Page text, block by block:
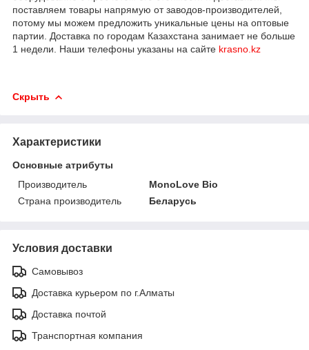
поставляем товары напрямую от заводов-производителей,
потому мы можем предложить уникальные цены на оптовые
партии. Доставка по городам Казахстана занимает не больше
1 недели. Наши телефоны указаны на сайте krasno.kz
Скрыть
Характеристики
Основные атрибуты
Производитель
MonoLove Bio
Страна производитель
Беларусь
Условия доставки
Самовывоз
Доставка курьером по г.Алматы
Доставка почтой
Транспортная компания